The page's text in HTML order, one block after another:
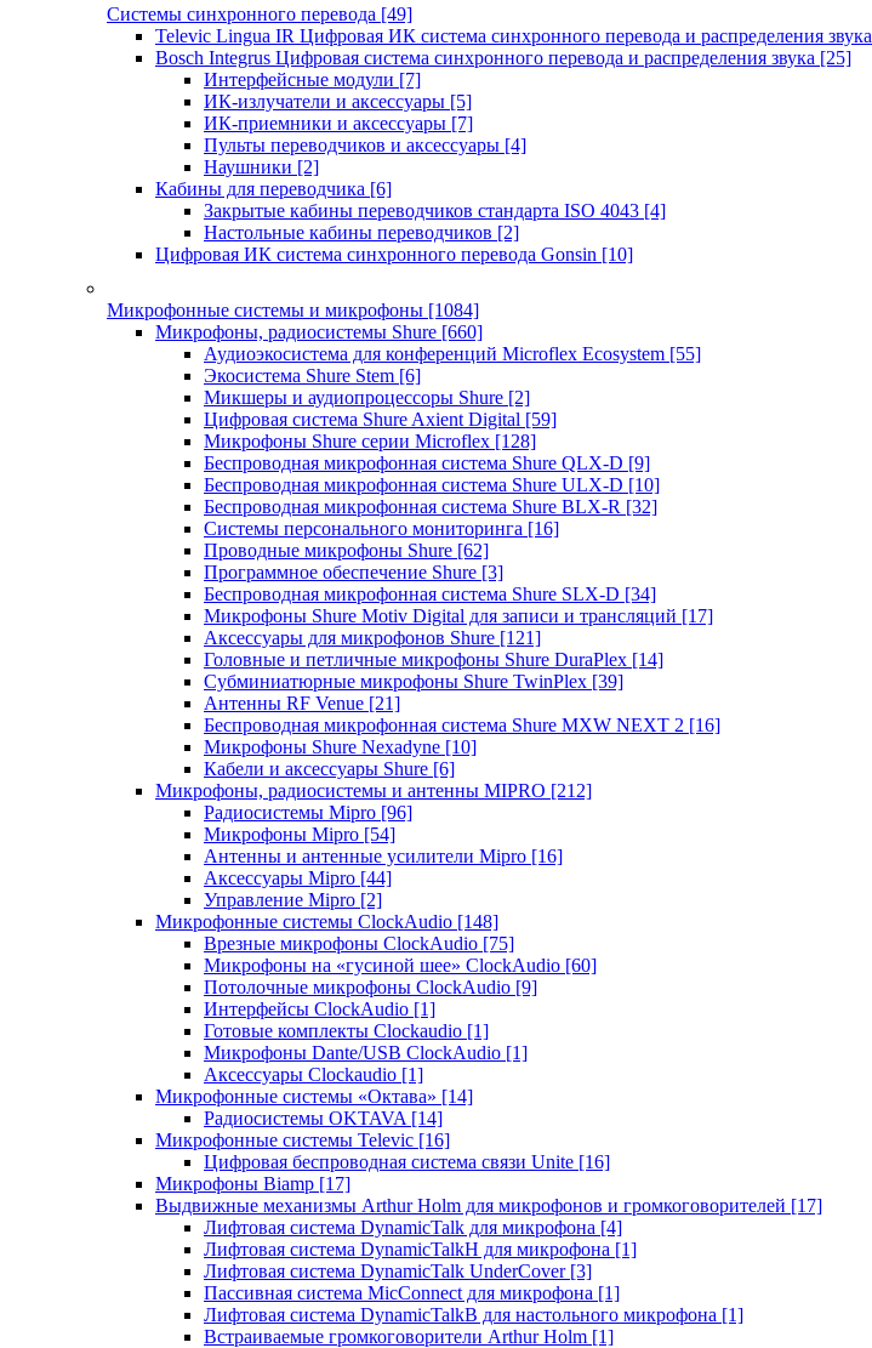
Системы синхронного перевода [49]
Televic Lingua IR Цифровая ИК система синхронного перевода и распределения звука
Bosch Integrus Цифровая система синхронного перевода и распределения звука [25]
Интерфейсные модули [7]
ИК-излучатели и аксессуары [5]
ИК-приемники и аксессуары [7]
Пульты переводчиков и аксессуары [4]
Наушники [2]
Кабины для переводчика [6]
Закрытые кабины переводчиков стандарта ISO 4043 [4]
Настольные кабины переводчиков [2]
Цифровая ИК система синхронного перевода Gonsin [10]
Микрофонные системы и микрофоны [1084]
Микрофоны, радиосистемы Shure [660]
Аудиоэкосистема для конференций Microflex Ecosystem [55]
Экосистема Shure Stem [6]
Микшеры и аудиопроцессоры Shure [2]
Цифровая система Shure Axient Digital [59]
Микрофоны Shure серии Microflex [128]
Беспроводная микрофонная система Shure QLX-D [9]
Беспроводная микрофонная система Shure ULX-D [10]
Беспроводная микрофонная система Shure BLX-R [32]
Системы персонального мониторинга [16]
Проводные микрофоны Shure [62]
Программное обеспечение Shure [3]
Беспроводная микрофонная система Shure SLX-D [34]
Микрофоны Shure Motiv Digital для записи и трансляций [17]
Аксессуары для микрофонов Shure [121]
Головные и петличные микрофоны Shure DuraPlex [14]
Субминиатюрные микрофоны Shure TwinPlex [39]
Антенны RF Venue [21]
Беспроводная микрофонная система Shure MXW NEXT 2 [16]
Микрофоны Shure Nexadyne [10]
Кабели и аксессуары Shure [6]
Микрофоны, радиосистемы и антенны MIPRO [212]
Радиосистемы Mipro [96]
Микрофоны Mipro [54]
Антенны и антенные усилители Mipro [16]
Аксессуары Mipro [44]
Управление Mipro [2]
Микрофонные системы ClockAudio [148]
Врезные микрофоны ClockAudio [75]
Микрофоны на «гусиной шее» ClockAudio [60]
Потолочные микрофоны ClockAudio [9]
Интерфейсы ClockAudio [1]
Готовые комплекты Clockaudio [1]
Микрофоны Dante/USB ClockAudio [1]
Аксессуары Clockaudio [1]
Микрофонные системы «Октава» [14]
Радиосистемы OKTAVA [14]
Микрофонные системы Televic [16]
Цифровая беспроводная система связи Unite [16]
Микрофоны Biamp [17]
Выдвижные механизмы Arthur Holm для микрофонов и громкоговорителей [17]
Лифтовая система DynamicTalk для микрофона [4]
Лифтовая система DynamicTalkH для микрофона [1]
Лифтовая система DynamicTalk UnderCover [3]
Пассивная система MicConnect для микрофона [1]
Лифтовая система DynamicTalkB для настольного микрофона [1]
Встраиваемые громкоговорители Arthur Holm [1]